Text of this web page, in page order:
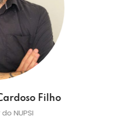
Filho
NUPSI